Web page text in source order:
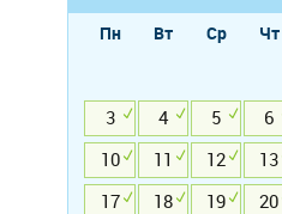
Пн Вт Ср Чт
3
4 5 6
10
11 12 13
17
18 19 20